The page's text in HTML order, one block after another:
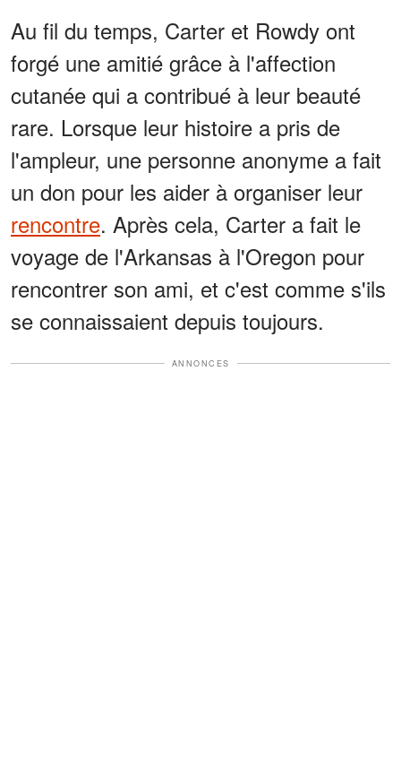
Au fil du temps, Carter et Rowdy ont
forgé une amitié grâce à l'affection
cutanée qui a contribué à leur beauté
rare. Lorsque leur histoire a pris de
l'ampleur, une personne anonyme a fait
un don pour les aider à organiser leur
rencontre. Après cela, Carter a fait le
voyage de l'Arkansas à l'Oregon pour
rencontrer son ami, et c'est comme s'ils
se connaissaient depuis toujours.
ANNONCES